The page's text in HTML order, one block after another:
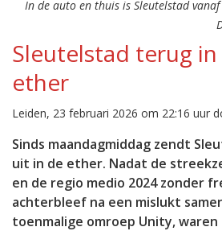
In de auto en thuis is Sleutelstad
Sleutelstad terug
ether
Leiden, 23 februari 2026 om 22:16 uur
Sinds maandagmiddag zendt
uit in de ether. Nadat de
en de regio medio 2024 zonder
achterbleef na een mislukt
toenmalige omroep Unity,